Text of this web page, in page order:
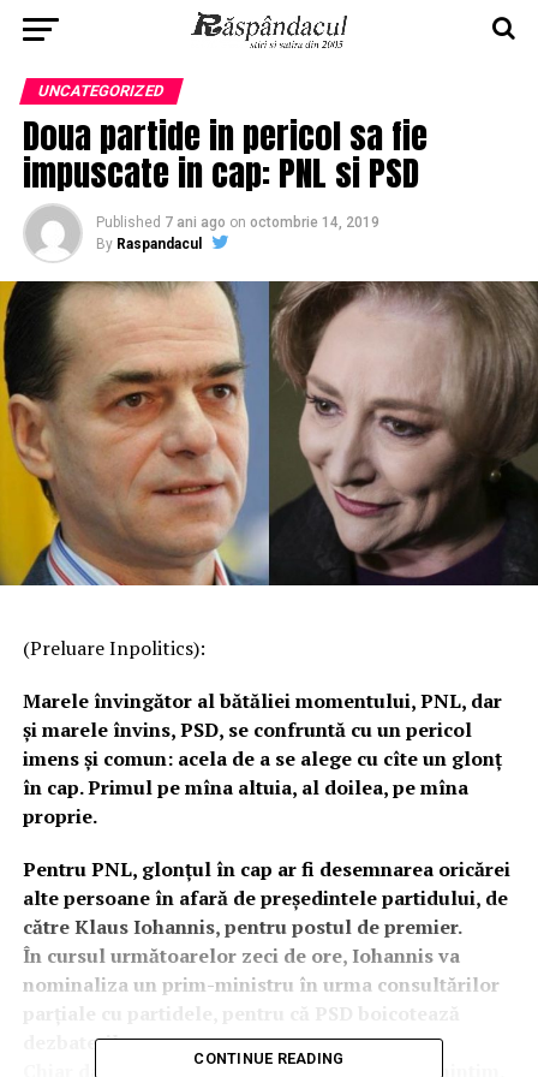
UNCATEGORIZED
Doua partide in pericol sa fie
impuscate in cap: PNL si PSD
Published 7 ani ago on octombrie 14, 2019
By Raspandacul
(Preluare Inpolitics):
Marele învingător al bătăliei momentului, PNL, dar
și marele învins, PSD, se confruntă cu un pericol
imens și comun: acela de a se alege cu cîte un glonț
în cap. Primul pe mîna altuia, al doilea, pe mîna
proprie.
Pentru PNL, glonțul în cap ar fi desemnarea oricărei
alte persoane în afară de președintele partidului, de
către Klaus Iohannis, pentru postul de premier.
În cursul următoarelor zeci de ore, Iohannis va
nominaliza un prim-ministru în urma consultărilor
parțiale cu partidele, pentru că PSD boicotează
dezbaterile.
Chiar dacă Iohannis face nominalizarea, reamintim,
CONTINUE READING